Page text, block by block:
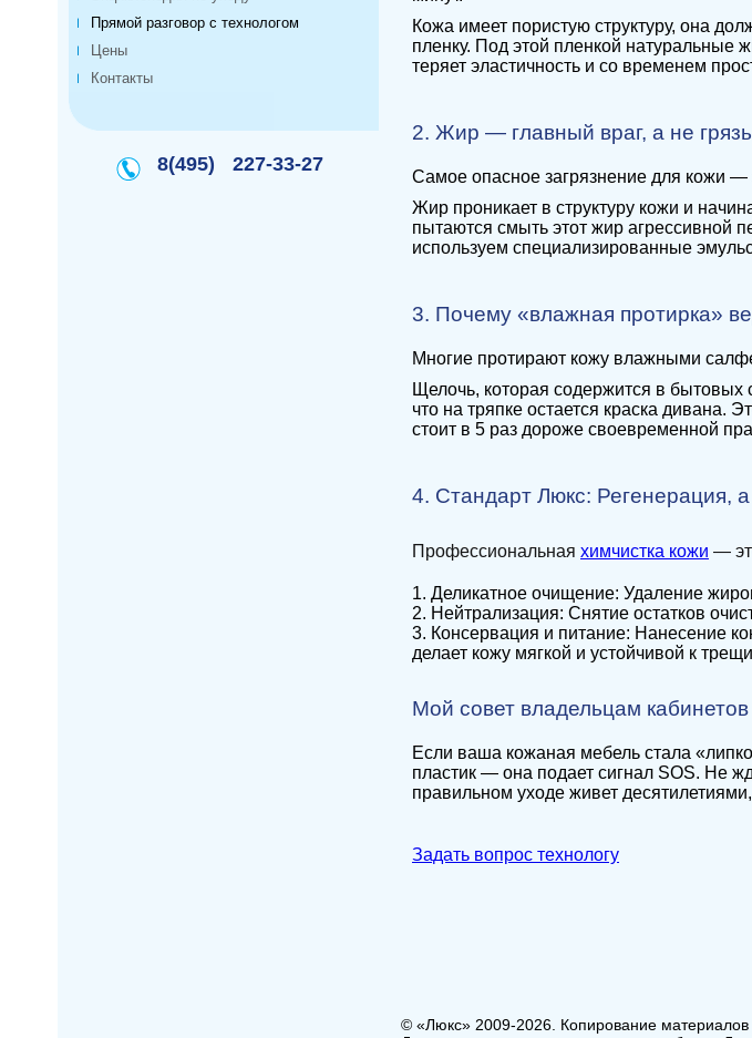
Прямой разговор с технологом
Цены
Контакты
8(495) 227-33-27
Кожа имеет пористую структуру, она
пленку. Под этой пленкой натуральные
теряет эластичность и со временем
2. Жир — главный враг, а не грязь
Самое опасное загрязнение для кожи
Жир проникает в структуру кожи и
пытаются смыть этот жир агрессивной
используем специализированные
3. Почему «влажная протирка»
Многие протирают кожу влажными
Щелочь, которая содержится в
что на тряпке остается краска дивана.
стоит в 5 раз дороже своевременной
4. Стандарт Люкс: Регенерация,
Профессиональная химчистка кожи —
1. Деликатное очищение: Удаление
2. Нейтрализация: Снятие остатков
3. Консервация и питание: Нанесение
делает кожу мягкой и устойчивой к
Мой совет владельцам кабинетов
Если ваша кожаная мебель стала
пластик — она подает сигнал SOS. Не
правильном уходе живет
Задать вопрос технологу
© «Люкс» 2009-2026. Копирование материалов